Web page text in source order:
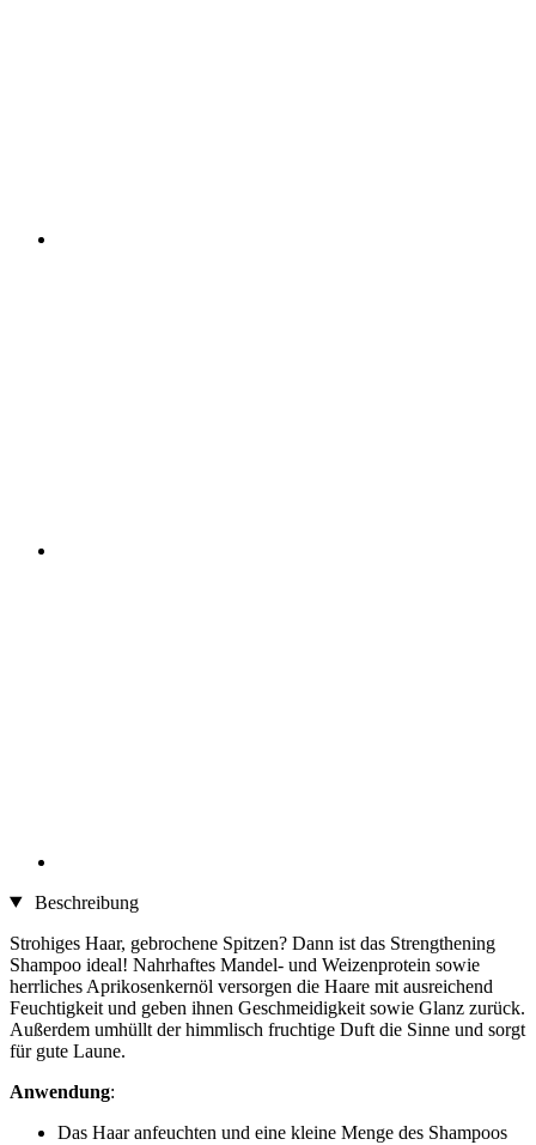
Beschreibung
Strohiges Haar, gebrochene Spitzen? Dann ist das Strengthening
Shampoo ideal! Nahrhaftes Mandel- und Weizenprotein sowie
herrliches Aprikosenkernöl versorgen die Haare mit ausreichend
Feuchtigkeit und geben ihnen Geschmeidigkeit sowie Glanz zurück.
Außerdem umhüllt der himmlisch fruchtige Duft die Sinne und sorgt
für gute Laune.
Anwendung:
Das Haar anfeuchten und eine kleine Menge des Shampoos